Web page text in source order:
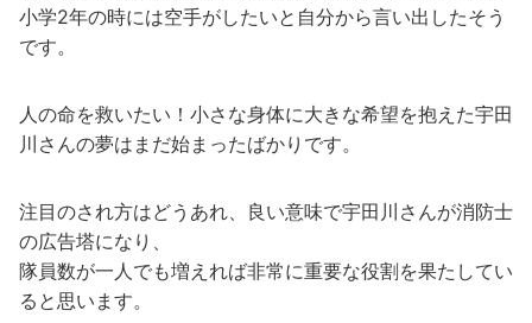
小学2年の時には空手がしたいと自分から言い出したそう
です。
人の命を救いたい！小さな身体に大きな希望を抱えた宇田
川さんの夢はまだ始まったばかりです。
注目のされ方はどうあれ、良い意味で宇田川さんが消防士
の広告塔になり、
隊員数が一人でも増えれば非常に重要な役割を果たしてい
ると思います。